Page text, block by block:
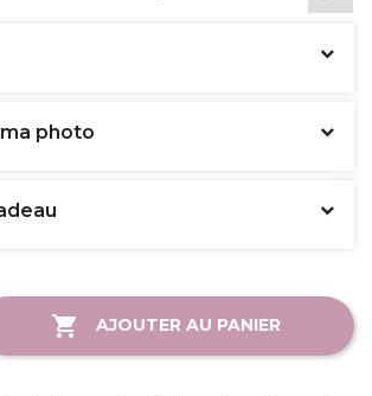
photo
AJOUTER AU PANIER